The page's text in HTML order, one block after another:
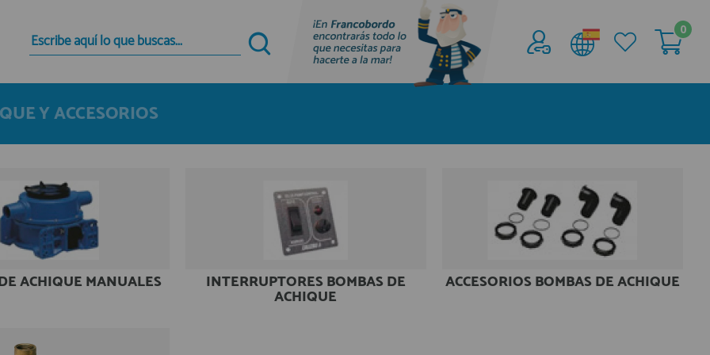
Quiero registrarme
Nuevo cliente
Al crear una cuenta en francobordo.com podrás
tienda virtual, revisar el estado de tus pedidos y
¡Adelante! Te estabamos esperando.
registro cliente
Acceder al
Área profesionales
registro profesional
0
Y ACCESORIOS
ACHIQUE MANUALES INTERRUPTORES BOMBAS DE
ACHIQUE
ACCESORIOS BOMBAS DE ACHIQUE